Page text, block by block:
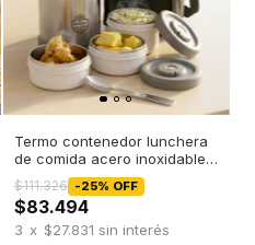
Termo contenedor lunchera
de comida acero inoxidable 2
litros
$83.494
-25% OFF
$111.326
3 x $27.831 sin interés